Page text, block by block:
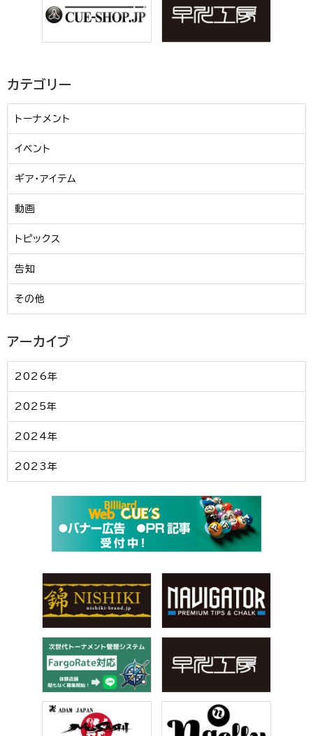
カテゴリー
トーナメント
イベント
ギア・アイテム
動画
トピックス
告知
その他
アーカイブ
2026年
2025年
2024年
2023年